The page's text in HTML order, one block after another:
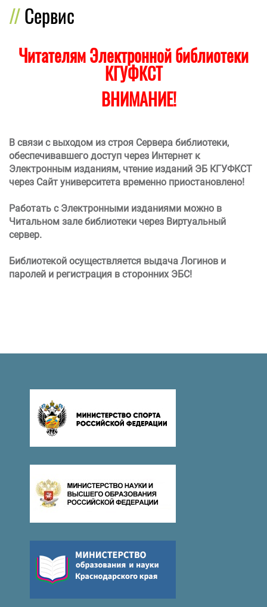
Сервис
Читателям Электронной библиотеки
КГУФКСТ
ВНИМАНИЕ!
В связи с выходом из строя Сервера библиотеки,
обеспечивавшего доступ через Интернет к
Электронным изданиям, чтение изданий ЭБ КГУФКСТ
через Сайт университета временно приостановлено!
Работать с Электронными изданиями можно в
Читальном зале библиотеки через Виртуальный
сервер.
Библиотекой осуществляется выдача Логинов и
паролей и регистрация в сторонних ЭБС!